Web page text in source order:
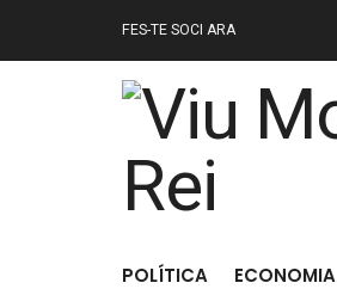
FES-TE SOCI ARA
POLÍTICA ECONOMIA